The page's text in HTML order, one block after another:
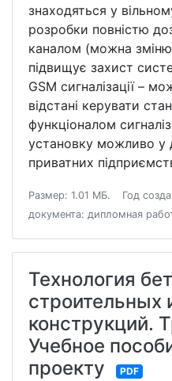
знаходяться у
розробки повністю
каналом (можна
підвищує захист
GSM сигналізації –
відстані керувати
функціоналом
установку можливо у
приватних
Размер: 1.01 МБ. Год
документа: дипломная
Технология
строительных
конструкций.
Учебное
проекту
PDF